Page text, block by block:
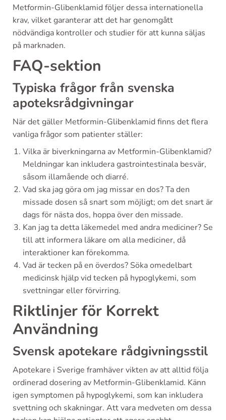
Metformin-Glibenklamid följer dessa internationella
krav, vilket garanterar att det har genomgått
nödvändiga kontroller och studier för att kunna säljas
på marknaden.
FAQ-sektion
Typiska frågor från svenska
apoteksrådgivningar
När det gäller Metformin-Glibenklamid finns det flera
vanliga frågor som patienter ställer:
Vilka är biverkningarna av Metformin-Glibenklamid?
Meldningar kan inkludera gastrointestinala besvär,
såsom illamående och diarré.
Vad ska jag göra om jag missar en dos? Ta den
missade dosen så snart som möjligt; om det snart är
dags för nästa dos, hoppa över den missade.
Kan jag ta detta läkemedel med andra mediciner? Se
till att informera läkare om alla mediciner, då
interaktioner kan förekomma.
Vad är tecken på en överdos? Söka omedelbart
medicinsk hjälp vid tecken på hypoglykemi, som
svettningar eller förvirring.
Riktlinjer för Korrekt
Användning
Svensk apotekare rådgivningsstil
Apotekare i Sverige framhäver vikten av att alltid följa
ordinerad dosering av Metformin-Glibenklamid. Känn
igen symptomen på hypoglykemi, som kan inkludera
svettning och skakningar. Att vara medveten om dessa